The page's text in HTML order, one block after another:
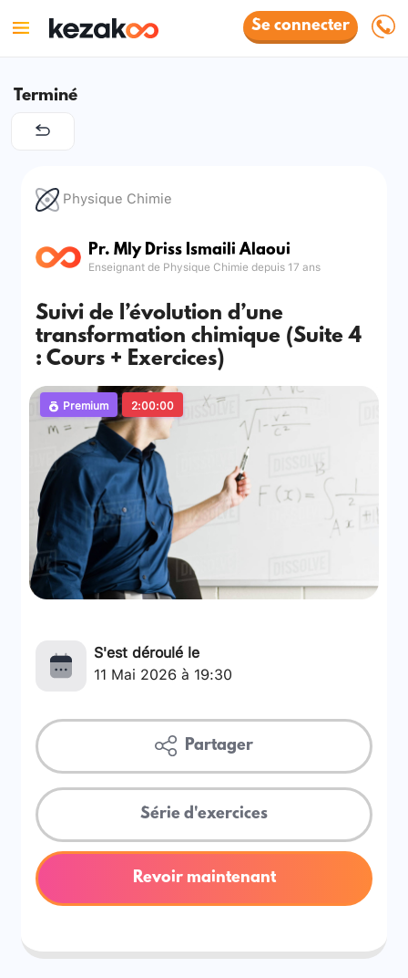
Se connecter
Terminé
Physique Chimie
Pr. Mly Driss Ismaili Alaoui
Enseignant de Physique Chimie depuis 17 ans
Suivi de l’évolution d’une
transformation chimique (Suite 4
: Cours + Exercices)
Premium 2:00:00
S'est déroulé le
11 Mai 2026 à 19:30
Partager
Série d'exercices
Revoir maintenant